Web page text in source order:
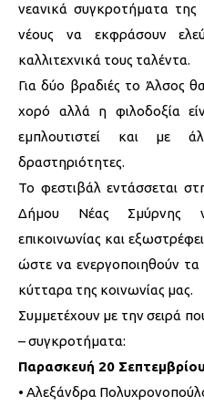
νεανικά συγκροτήματα
νέους να εκφράσουν
καλλιτεχνικά τους ταλέντα.
Για δύο βραδιές το Άλσος
χορό αλλά η φιλοδοξία
εμπλουτιστεί και με
δραστηριότητες.
Το φεστιβάλ εντάσσεται
Δήμου Νέας Σμύρνης
επικοινωνίας και
ώστε να ενεργοποιηθούν
κύτταρα της κοινωνίας μας.
Συμμετέχουν με την σειρά
– συγκροτήματα:
Παρασκευή 20 Σεπτεμβρίου
• Αλεξάνδρα